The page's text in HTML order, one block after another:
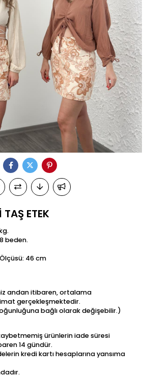
TAŞ ETEK
beden.
46 cm
andan itibaren, ortalama
gerçekleşmektedir.
bağlı olarak değişebilir.)
ürünlerin iade süresi
14 gündür.
kredi kartı hesaplarına yansıma